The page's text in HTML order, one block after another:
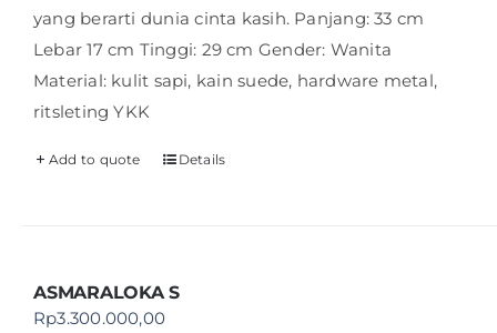
yang berarti dunia cinta kasih. Panjang: 33 cm
Lebar 17 cm Tinggi: 29 cm Gender: Wanita
Material: kulit sapi, kain suede, hardware metal,
ritsleting YKK
Add to quote Details
ASMARALOKA S
Rp3.300.000,00